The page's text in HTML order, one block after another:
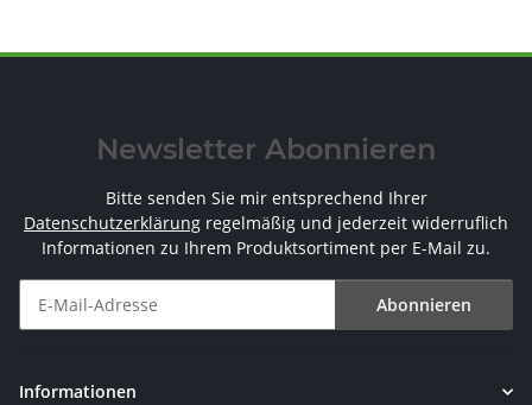
Newsletter Abonnieren
Bitte senden Sie mir entsprechend Ihrer
Datenschutzerklärung regelmäßig und jederzeit widerruflich
Informationen zu Ihrem Produktsortiment per E-Mail zu.
Abonnieren
Informationen